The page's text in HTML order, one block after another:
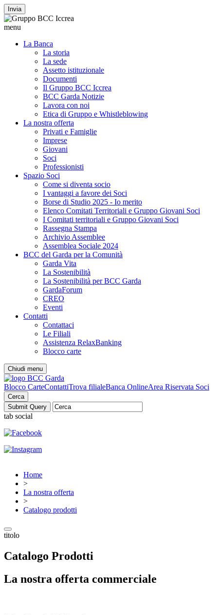
Invia
menu
La Banca
La storia
La sede
Assetto istituzionale
Documenti
Il Gruppo BCC Iccrea
BCC Garda Notizie
Lavora con noi
Etica di Gruppo e Whistleblowing
La nostra offerta
Privati e Famiglie
Imprese
Giovani
Soci
Professionisti
Spazio Soci
Come si diventa socio
I vantaggi a favore dei Soci
Borse di Studio 2025 - Io merito
Elenco Comitati Territoriali e Gruppo Giovani Soci
I Comitati territoriali e Gruppo Giovani Soci
Rassegna Stampa
Archivio Assemblee
Assemblea Sociale 2024
BCC del Garda per la Comunità
Garda Vita
La Sostenibilità
La Sostenibilità per BCC Garda
GardaForum
CREO
Eventi
Contatti
Contattaci
Le Filiali
Assistenza RelaxBanking
Blocco carte
Chiudi menu
Blocco CarteContattiTrova filialeBanca OnlineArea Riservata Soci
Cerca
tab social
Home
>
La nostra offerta
>
Catalogo prodotti
titolo
Catalogo Prodotti
La nostra offerta commerciale